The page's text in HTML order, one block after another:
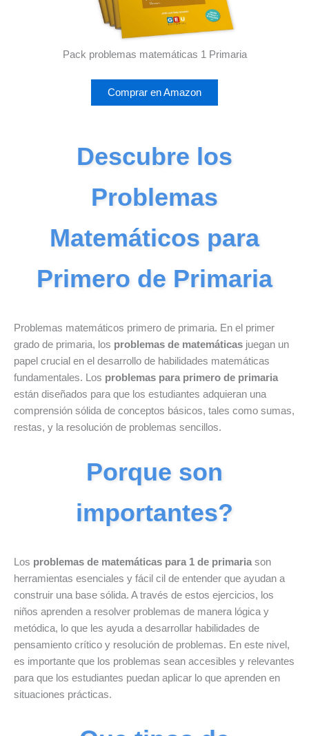
Pack problemas matemáticas 1 Primaria
Comprar en Amazon
Descubre los
Problemas
Matemáticos para
Primero de Primaria
Problemas matemáticos primero de primaria. En el primer
grado de primaria, los problemas de matemáticas juegan un
papel crucial en el desarrollo de habilidades matemáticas
fundamentales. Los problemas para primero de primaria
están diseñados para que los estudiantes adquieran una
comprensión sólida de conceptos básicos, tales como sumas,
restas, y la resolución de problemas sencillos.
Porque son
importantes?
Los problemas de matemáticas para 1 de primaria son
herramientas esenciales y fácil cil de entender que ayudan a
construir una base sólida. A través de estos ejercicios, los
niños aprenden a resolver problemas de manera lógica y
metódica, lo que les ayuda a desarrollar habilidades de
pensamiento crítico y resolución de problemas. En este nivel,
es importante que los problemas sean accesibles y relevantes
para que los estudiantes puedan aplicar lo que aprenden en
situaciones prácticas.